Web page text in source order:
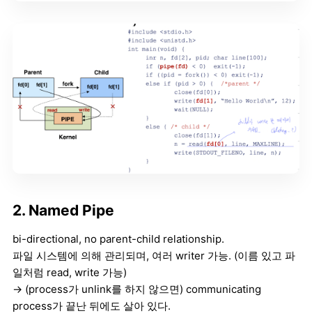
2. Named Pipe
bi-directional, no parent-child relationship.
파일 시스템에 의해 관리되며, 여러 writer 가능. (이름 있고 파
일처럼 read, write 가능)
→ (process가 unlink를 하지 않으면) communicating
process가 끝난 뒤에도 살아 있다.